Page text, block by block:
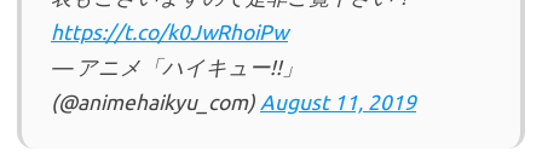
https://t.co/k0JwRhoiPw
— アニメ「ハイキュー!!」
(@animehaikyu_com) August 11, 2019